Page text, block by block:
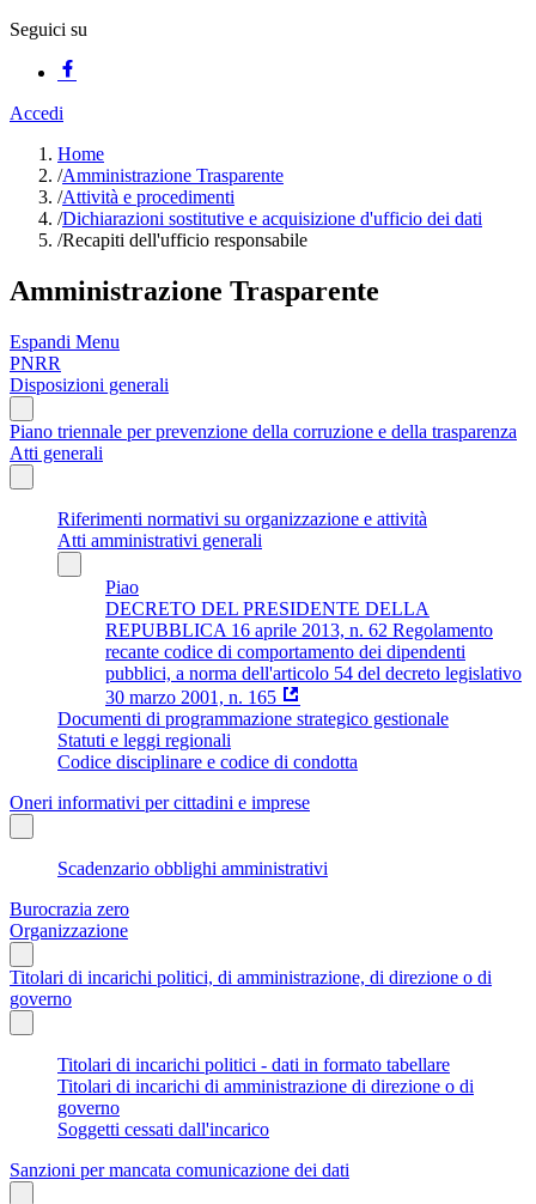
Seguici su
Accedi
Home
/Amministrazione Trasparente
/Attività e procedimenti
/Dichiarazioni sostitutive e acquisizione d'ufficio dei dati
/Recapiti dell'ufficio responsabile
Amministrazione Trasparente
Espandi Menu
PNRR
Disposizioni generali
Piano triennale per prevenzione della corruzione e della trasparenza
Atti generali
Riferimenti normativi su organizzazione e attività
Atti amministrativi generali
Piao
DECRETO DEL PRESIDENTE DELLA
REPUBBLICA 16 aprile 2013, n. 62 Regolamento
recante codice di comportamento dei dipendenti
pubblici, a norma dell'articolo 54 del decreto legislativo
30 marzo 2001, n. 165
Documenti di programmazione strategico gestionale
Statuti e leggi regionali
Codice disciplinare e codice di condotta
Oneri informativi per cittadini e imprese
Scadenzario obblighi amministrativi
Burocrazia zero
Organizzazione
Titolari di incarichi politici, di amministrazione, di direzione o di
governo
Titolari di incarichi politici - dati in formato tabellare
Titolari di incarichi di amministrazione di direzione o di
governo
Soggetti cessati dall'incarico
Sanzioni per mancata comunicazione dei dati